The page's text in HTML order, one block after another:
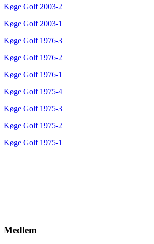
Køge Golf 2003-2
Køge Golf 2003-1
Køge Golf 1976-3
Køge Golf 1976-2
Køge Golf 1976-1
Køge Golf 1975-4
Køge Golf 1975-3
Køge Golf 1975-2
Køge Golf 1975-1
Medlem